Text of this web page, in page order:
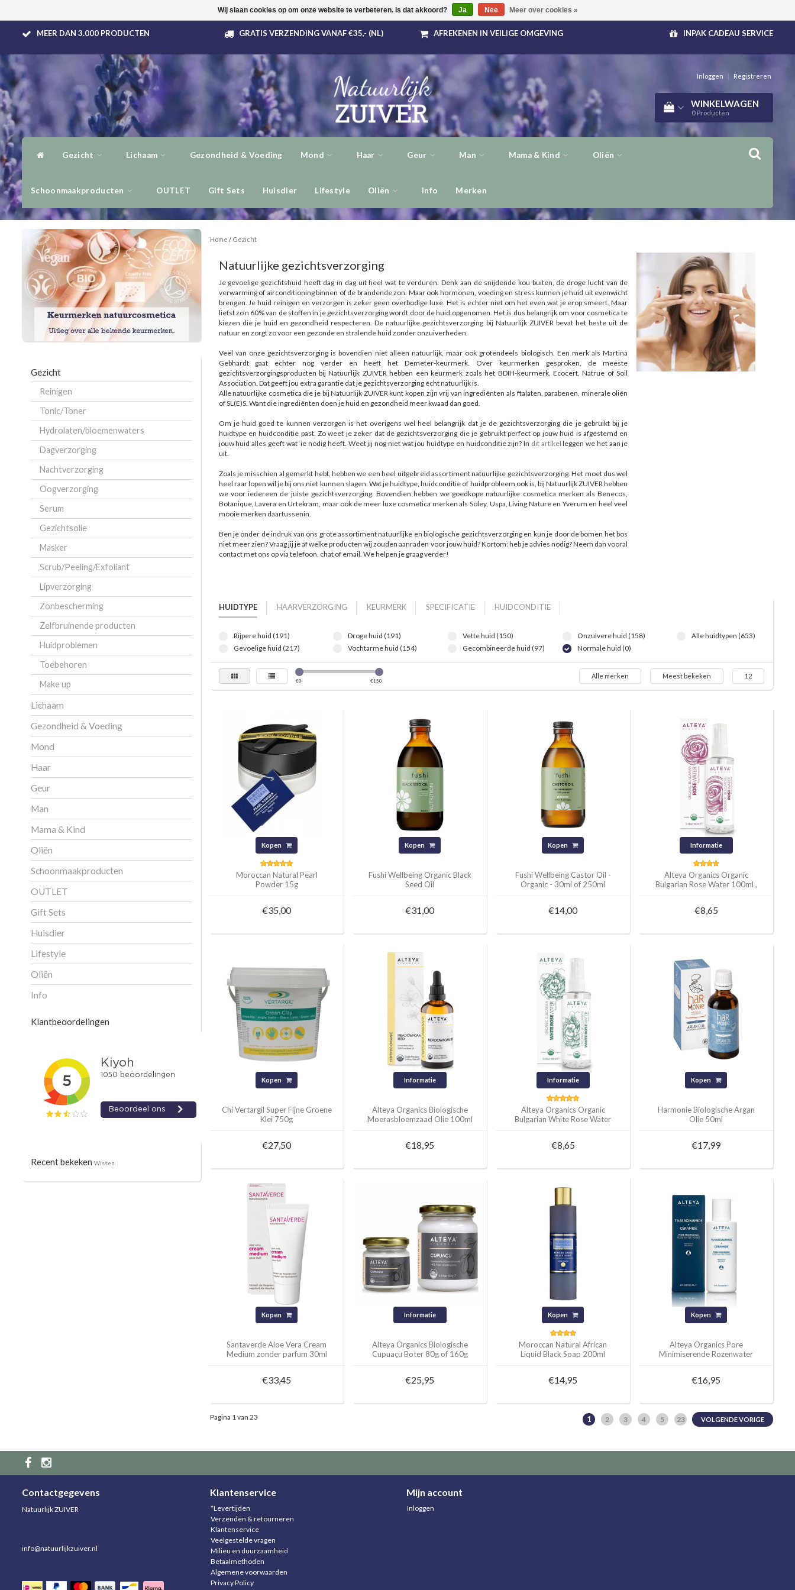
MEER DAN 3.000 PRODUCTEN GRATIS VERZENDING VANAF €35,- (NL) AFREKENEN IN VEILIGE OMGEVING INPAK CADEAU SERVICE
Inloggen | Registreren
WINKELWAGEN
0 Producten
Gezicht Lichaam Gezondheid & Voeding Mond Haar Geur Man Mama & Kind Oliën
Schoonmaakproducten OUTLET Gift Sets Huisdier Lifestyle Oliën Info Merken
Gezicht
Reinigen
Tonic/Toner
Hydrolaten/bloemenwaters
Dagverzorging
Nachtverzorging
Oogverzorging
Serum
Gezichtsolie
Masker
Scrub/Peeling/Exfoliant
Lipverzorging
Zonbescherming
Zelfbruinende producten
Huidproblemen
Toebehoren
Make up
Lichaam
Gezondheid & Voeding
Mond
Haar
Geur
Man
Mama & Kind
Oliën
Schoonmaakproducten
OUTLET
Gift Sets
Huisdier
Lifestyle
Oliën
Info
Klantbeoordelingen
Recent bekeken Wissen
Home / Gezicht
Natuurlijke gezichtsverzorging
Je gevoelige gezichtshuid heeft dag in dag uit heel wat te verduren. Denk aan de snijdende kou buiten, de droge lucht van de
verwarming of airconditioning binnen of de brandende zon. Maar ook hormonen, voeding en stress kunnen je huid uit evenwicht
brengen. Je huid reinigen en verzorgen is zeker geen overbodige luxe. Het is echter niet om het even wat je erop smeert. Maar
liefst zo’n 60% van de stoffen in je gezichtsverzorging wordt door de huid opgenomen. Het is dus belangrijk om voor cosmetica te
kiezen die je huid en gezondheid respecteren. De natuurlijke gezichtsverzorging bij Natuurlijk ZUIVER bevat het beste uit de
natuur en zorgt zo voor een gezonde en stralende huid zonder onzuiverheden.
Veel van onze gezichtsverzorging is bovendien niet alleen natuurlijk, maar ook grotendeels biologisch. Een merk als Martina
Gebhardt gaat echter nog verder en heeft het Demeter-keurmerk. Over keurmerken gesproken, de meeste
gezichtsverzorgingsproducten bij Natuurlijk ZUIVER hebben een keurmerk zoals het BDIH-keurmerk, Ecocert, Natrue of Soil
Association. Dat geeft jou extra garantie dat je gezichtsverzorging écht natuurlijk is.
Alle natuurlijke cosmetica die je bij Natuurlijk ZUIVER kunt kopen zijn vrij van ingrediënten als ftalaten, parabenen, minerale oliën
of SL(E)S. Want die ingrediënten doen je huid en gezondheid meer kwaad dan goed.
Om je huid goed te kunnen verzorgen is het overigens wel heel belangrijk dat je de gezichtsverzorging die je gebruikt bij je
huidtype en huidconditie past. Zo weet je zeker dat de gezichtsverzorging die je gebruikt perfect op jouw huid is afgestemd en
jouw huid alles geeft wat ‘ie nodig heeft. Weet jij nog niet wat jou huidtype en huidconditie zijn? In dit artikel leggen we het aan je
uit.
Zoals je misschien al gemerkt hebt, hebben we een heel uitgebreid assortiment natuurlijke gezichtsverzorging. Het moet dus wel
heel raar lopen wil je bij ons niet kunnen slagen. Wat je huidtype, huidconditie of huidprobleem ook is, bij Natuurlijk ZUIVER hebben
we voor iedereen de juiste gezichtsverzorging. Bovendien hebben we goedkope natuurlijke cosmetica merken als Benecos,
Botanique, Lavera en Urtekram, maar ook de meer luxe cosmetica merken als Sóley, Uspa, Living Nature en Yverum en heel veel
mooie merken daartussenin.
Ben je onder de indruk van ons grote assortiment natuurlijke en biologische gezichtsverzorging en kun je door de bomen het bos
niet meer zien? Vraag jij je af welke producten wij zouden aanraden voor jouw huid? Kortom: heb je advies nodig? Neem dan vooral
contact met ons op via telefoon, chat of email. We helpen je graag verder!
HUIDTYPE HAARVERZORGING KEURMERK SPECIFICATIE HUIDCONDITIE
Rijpere huid (191)
Gevoelige huid (217)
Droge huid (191)
Vochtarme huid (154)
Vette huid (150)
Gecombineerde huid (97)
Onzuivere huid (158)
Normale huid (0)
Alle huidtypen (653)
€0 €150
Alle merken Meest bekeken 12
Kopen
Moroccan Natural Pearl
Powder 15g
€35,00
Kopen
Fushi Wellbeing Organic Black
Seed Oil
€31,00
Kopen
Fushi Wellbeing Castor Oil -
Organic - 30ml of 250ml
€14,00
Informatie
Alteya Organics Organic
Bulgarian Rose Water 100ml ,
€8,65
Kopen
Chi Vertargil Super Fijne Groene
Klei 750g
€27,50
Informatie
Alteya Organics Biologische
Moerasbloemzaad Olie 100ml
€18,95
Informatie
Alteya Organics Organic
Bulgarian White Rose Water
€8,65
Kopen
Harmonie Biologische Argan
Olie 50ml
€17,99
Kopen
Santaverde Aloe Vera Cream
Medium zonder parfum 30ml
€33,45
Informatie
Alteya Organics Biologische
Cupuaçu Boter 80g of 160g
€25,95
Kopen
Moroccan Natural African
Liquid Black Soap 200ml
€14,95
Kopen
Alteya Organics Pore
Minimiserende Rozenwater
€16,95
Pagina 1 van 23 1 2 3 4 5 23 VOLGENDE VORIGE
Contactgegevens
Natuurlijk ZUIVER
info@natuurlijkzuiver.nl
Klantenservice
*Levertijden
Verzenden & retourneren
Klantenservice
Veelgestelde vragen
Milieu en duurzaamheid
Betaalmethoden
Algemene voorwaarden
Privacy Policy
Mijn account
Inloggen
Wij slaan cookies op om onze website te verbeteren. Is dat akkoord? Ja Nee Meer over cookies »